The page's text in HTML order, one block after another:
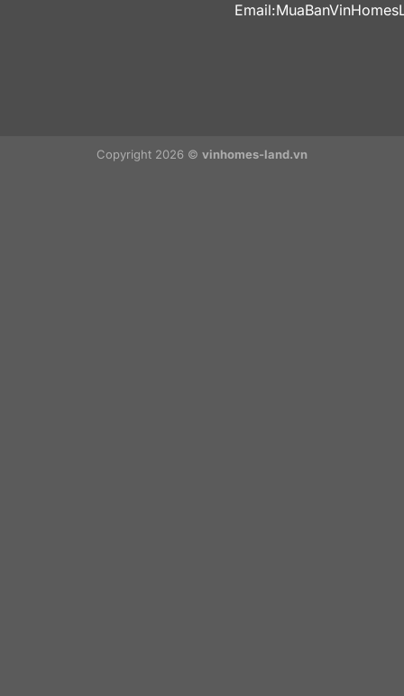
Email:
Copyright 2026 © vinhomes-land.vn